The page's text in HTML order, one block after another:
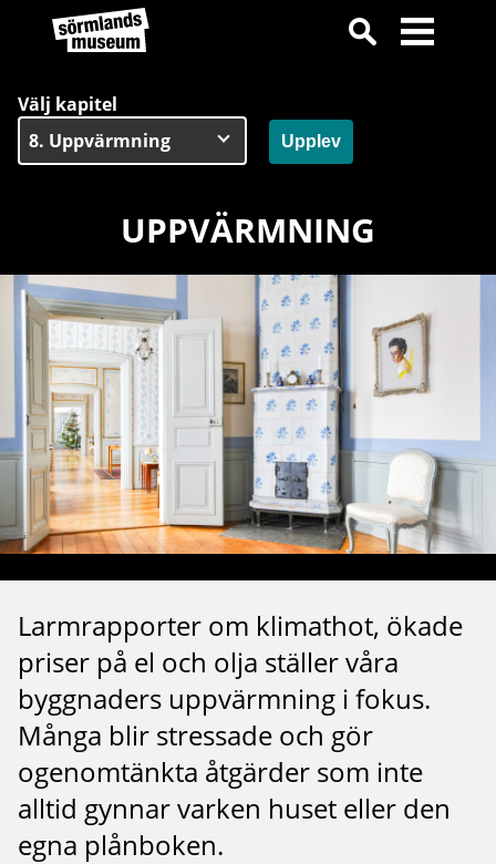
Välj kapitel
Upplev
UPPVÄRMNING
Larmrapporter om klimathot, ökade
priser på el och olja ställer våra
byggnaders uppvärmning i fokus.
Många blir stressade och gör
ogenomtänkta åtgärder som inte
alltid gynnar varken huset eller den
egna plånboken.